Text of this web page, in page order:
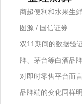
商超便利和水果生
图源 / 国信证券
双11期间的数据验
牌、茅台等白酒品
对即时零售平台而
品牌端的变化同样